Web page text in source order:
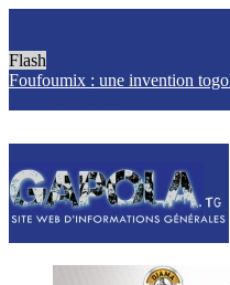
Flash
Foufoumix : une invention